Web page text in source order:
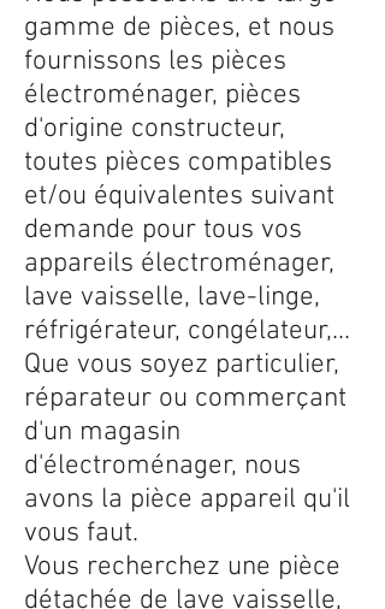
gamme de pièces, et nous
fournissons les pièces
électroménager, pièces
d'origine constructeur,
toutes pièces compatibles
et/ou équivalentes suivant
demande pour tous vos
appareils électroménager,
lave vaisselle, lave-linge,
réfrigérateur, congélateur,...
Que vous soyez particulier,
réparateur ou commerçant
d'un magasin
d'électroménager, nous
avons la pièce appareil qu'il
vous faut.
Vous recherchez une pièce
détachée de lave vaisselle,